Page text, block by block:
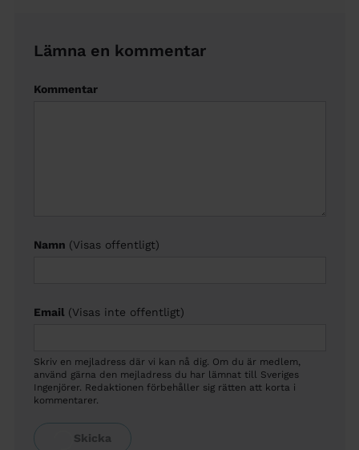
Lämna en kommentar
Kommentar
Namn (Visas offentligt)
Email (Visas inte offentligt)
Skriv en mejladress där vi kan nå dig. Om du är medlem,
använd gärna den mejladress du har lämnat till Sveriges
Ingenjörer. Redaktionen förbehåller sig rätten att korta i
kommentarer.